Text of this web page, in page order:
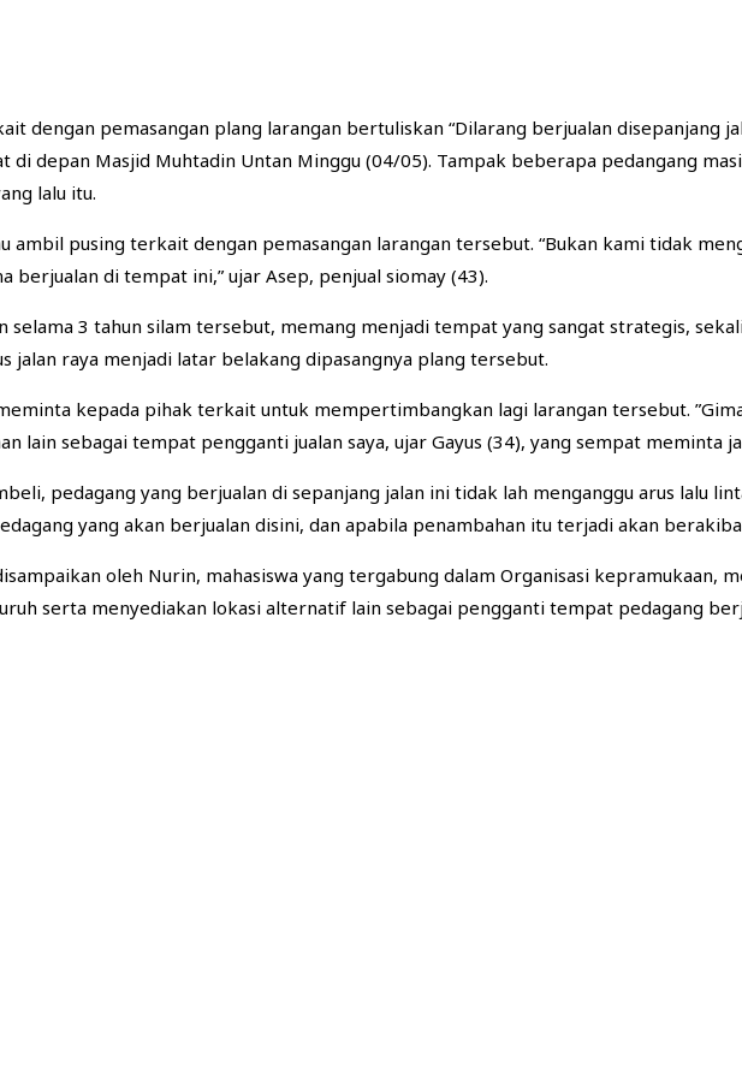
dengan pemasangan plang larangan bertuliskan “Dilarang berjualan disepanjang
di depan Masjid Muhtadin Untan Minggu (04/05). Tampak beberapa pedangang
lalu itu.
ambil pusing terkait dengan pemasangan larangan tersebut. “Bukan kami tidak
berjualan di tempat ini,” ujar Asep, penjual siomay (43).
selama 3 tahun silam tersebut, memang menjadi tempat yang sangat strategis,
jalan raya menjadi latar belakang dipasangnya plang tersebut.
kepada pihak terkait untuk mempertimbangkan lagi larangan tersebut.
lain sebagai tempat pengganti jualan saya, ujar Gayus (34), yang sempat meminta
pedagang yang berjualan di sepanjang jalan ini tidak lah menganggu arus lalu
yang akan berjualan disini, dan apabila penambahan itu terjadi akan
oleh Nurin, mahasiswa yang tergabung dalam Organisasi
serta menyediakan lokasi alternatif lain sebagai pengganti tempat pedagang